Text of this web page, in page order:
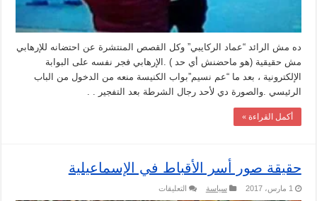
ده مش الرائد “عماد الركايبي” وكل القصص المنتشرة عن احتضانه للإرهابي
مش حقيقية (هو ماحضنش أي حد ) .الإرهابي فجر نفسه على البوابة
الإلكترونية ، بعد ما “عم نسيم”بواب الكنيسة منعه من الدخول من الباب
الرئيسي .والصورة دي لأحد رجال الشرطة بعد التفجير . .
أكمل القراءة »
حقيقة صور أسر الأقباط في الإسماعيلية
1 مارس، 2017 سياسة التعليقات